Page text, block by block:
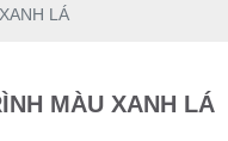
LÁ
MÀU XANH LÁ